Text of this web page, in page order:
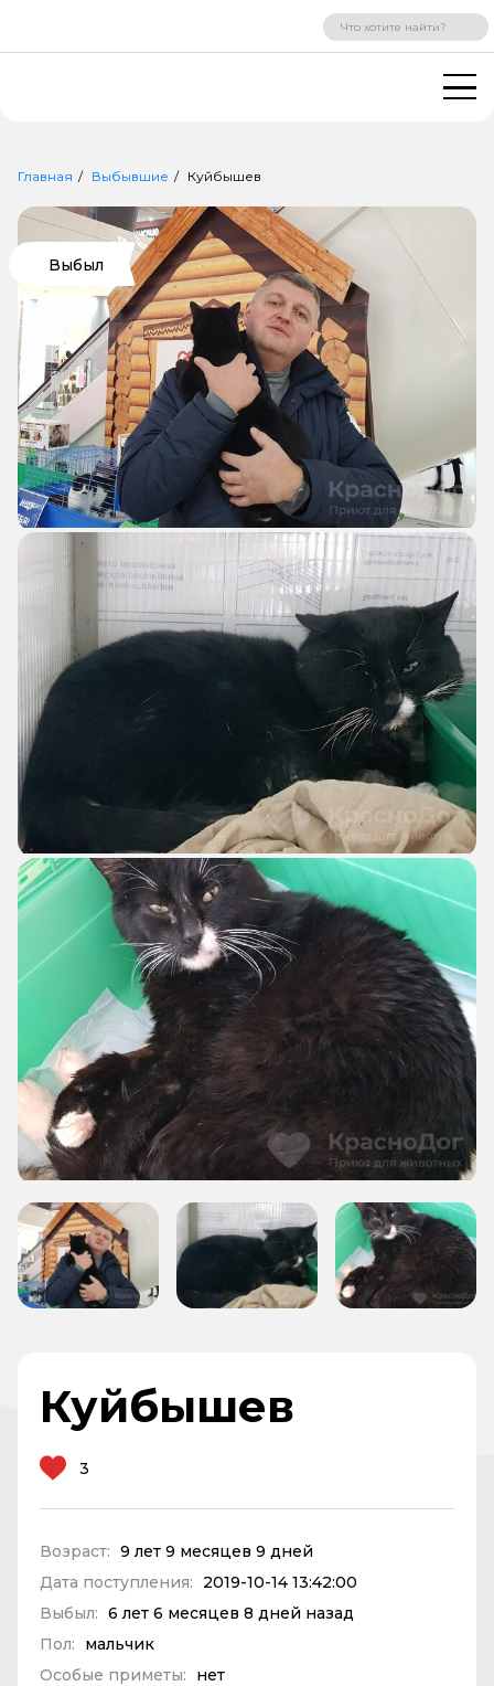
ВХОД РЕГИСТРАЦИЯ
Главная Выбывшие Куйбышев
Выбыл
Куйбышев
3
Возраст: 9 лет 9 месяцев 9 дней
Дата поступления:
2019-10-14 13:42:00
Выбыл: 6 лет 6 месяцев 8 дней назад
Пол:
мальчик
Особые приметы:
нет